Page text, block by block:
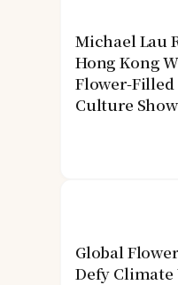
Michael Lau
Hong Kong
Flower-Filled
Culture Show
Global
Defy